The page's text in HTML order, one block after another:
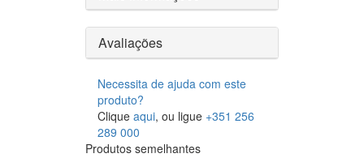
Avaliações
Necessita de ajuda com este
produto?
Clique aqui, ou ligue +351 256
289 000
Produtos semelhantes